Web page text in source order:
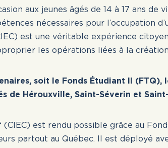
aux jeunes âgés de 14 à 17 ans
nécessaires pour l’occupation
est une véritable expérience
les opérations liées à la
soit le Fonds Étudiant II (FTQ),
de Hérouxville, Saint-Séverin et
est rendu possible grâce au
partout au Québec. Il est déployé
semaine.